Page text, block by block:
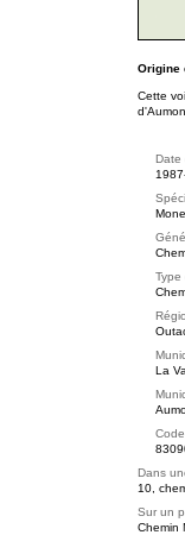
Origine
Cette
Date
Type
La
Dans
10,
Sur un
Chemin